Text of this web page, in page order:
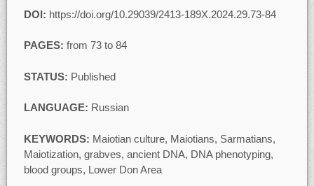
DOI: https://doi.org/10.29039/2413-189X.2024.29.73-84
PAGES: from 73 to 84
STATUS: Published
LANGUAGE: Russian
KEYWORDS: Maiotian culture, Maiotians, Sarmatians,
Maiotization, grabves, ancient DNA, DNA phenotyping,
blood groups, Lower Don Area